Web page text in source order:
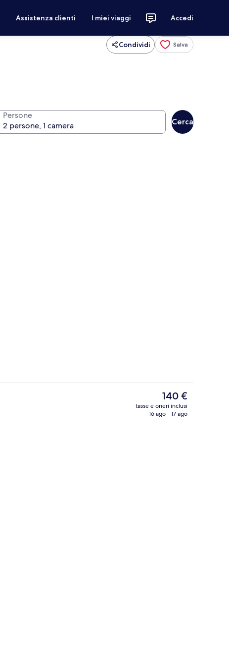
Assistenza clienti I miei viaggi Accedi
Condividi Salva
Persone
Cerca
Il
prezzo
attuale
140 €
tasse e oneri inclusi
16 ago - 17 ago